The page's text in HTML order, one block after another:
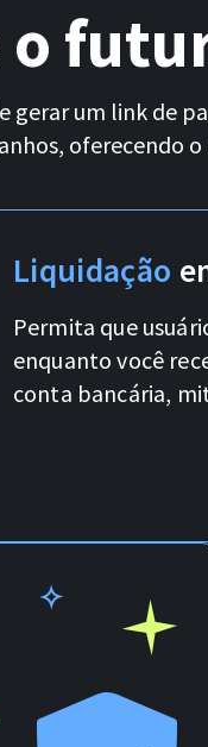
gerar um link de
oferecendo
Liquidação
Permita que
enquanto você
conta bancária,